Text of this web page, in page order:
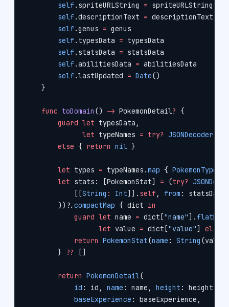
        self
.spriteURLString = spriteURLString
        self
.descriptionText = descriptionText
        self
.genus = genus
        self
.typesData = typesData
        self
.statsData = statsData
        self
.abilitiesData = abilitiesData
        self
.lastUpdated = Date()
    }
    func
toDomain () -> PokemonDetail? {
        guard
let typesData,
              let
typeNames = try? JSONDecoder
        else
{ return nil }
        let
types = typeNames.map { PokemonType
        let
stats: [PokemonStat] = (try?
            [[
String : Int]]. self , from : statsData
        ))
?. compactMap { dict in
            guard
let name = dict["name"]. flatMap
                  let
value = dict["value"] else
            return
PokemonStat(name : String
        }
?? []
        return
PokemonDetail(
            id
: id, name : name, height : height,
            baseExperience
: baseExperience,